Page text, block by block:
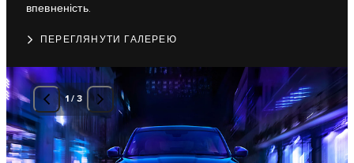
впевненість.
ПЕРЕГЛЯНУТИ ГАЛЕРЕЮ
1/3